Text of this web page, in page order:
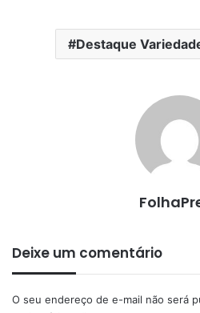
Destaque
Deixe um comentário
O seu endereço de e-mail não será